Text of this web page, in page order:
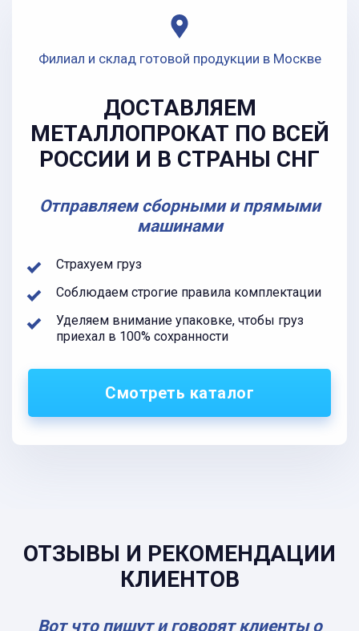
Филиал и склад готовой продукции в Москве
ДОСТАВЛЯЕМ
МЕТАЛЛОПРОКАТ ПО ВСЕЙ
РОССИИ И В СТРАНЫ СНГ
Отправляем сборными и прямыми
машинами
Страхуем груз
Соблюдаем строгие правила комплектации
Уделяем внимание упаковке, чтобы груз
приехал в 100% сохранности
Смотреть каталог
ОТЗЫВЫ И РЕКОМЕНДАЦИИ
КЛИЕНТОВ
Вот что пишут и говорят клиенты о